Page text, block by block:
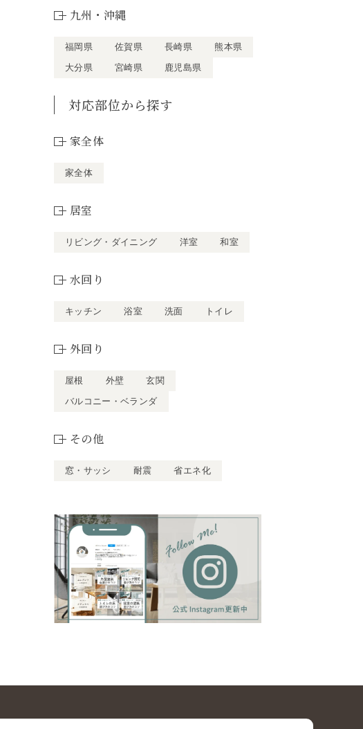
九州・沖縄
福岡県 佐賀県 長崎県
熊本県
大分県
宮崎県 鹿児島県
対応部位から探す
家全体
家全体
居室
リビング・ダイニング 洋室 和室
水回り
キッチン 浴室 洗面 トイレ
外回り
屋根 外壁
玄関
バルコニー・ベランダ
その他
窓・サッシ 耐震 省エネ化